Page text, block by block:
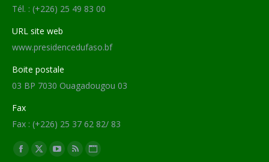
Tél. : (+226) 25 49 83 00
URL site web
www.presidencedufaso.bf
Boite postale
03 BP 7030 Ouagadougou 03
Fax
Fax : (+226) 25 37 62 82/ 83
Trouvez nous sur :
Facebook
X
YouTube
RSS Site